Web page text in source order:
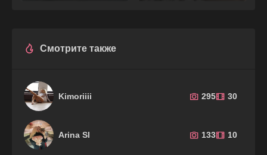
Смотрите также
Kimoriiii 295 30
Arina Sl 133 10